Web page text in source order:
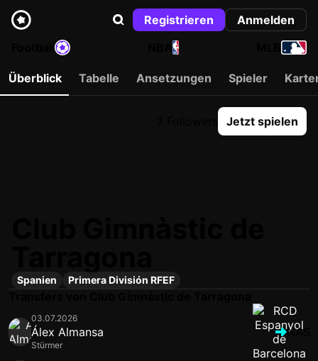
Registrieren
Anmelden
NBA
Überblick Tabelle Ansetzungen Spieler
Jetzt spielen
Spanien Primera División RFEF
03.07.2026
Álex Almansa
Stürmer
NAS